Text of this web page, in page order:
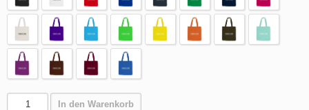
In den Warenkorb